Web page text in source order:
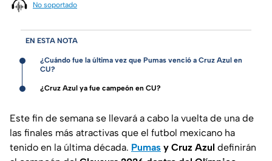
No soportado
EN ESTA NOTA
¿Cuándo fue la última vez que Pumas venció a Cruz Azul en
CU?
¿Cruz Azul ya fue campeón en CU?
Este fin de semana se llevará a cabo la vuelta de una de
las finales más atractivas que el futbol mexicano ha
tenido en la última década. Pumas y Cruz Azul definirán